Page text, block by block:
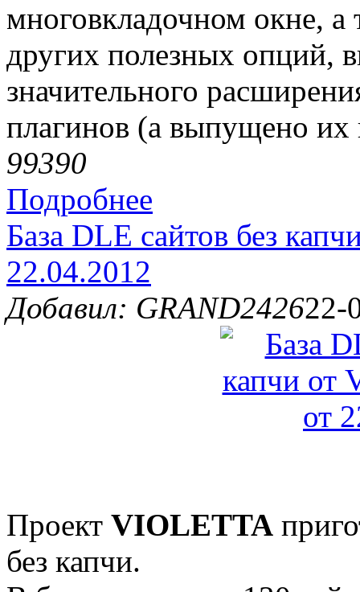
многовкладочном окне, а
других полезных опций,
значительного
плагинов (а выпущено их
99390
Подробнее
База DLE сайтов без
22.04.2012
Добавил: GRAND242622-
Проект VIOLETTA
без капчи.